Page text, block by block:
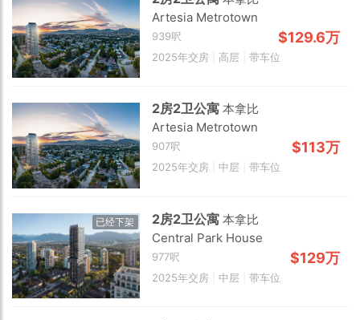
Choose view
Map view
Artesia Metrotown
939呎 $129.6万
2025年交房 高层 带车位
2房2卫公寓本拿比
Artesia Metrotown
907呎 $113万
2025年交房 中层 带车位
已经下架 2房2卫公寓本拿比
Central Park House
977呎 $129万
2025年交房 中层 带车位